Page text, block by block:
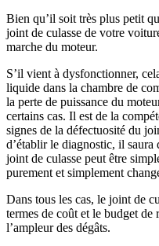
Bien qu’il soit très plus petit
joint de culasse de votre
marche du moteur.
S’il vient à dysfonctionner,
liquide dans la chambre de
la perte de puissance du
certains cas. Il est de la
signes de la défectuosité du
d’établir le diagnostic, il saura
joint de culasse peut être
purement et simplement
Dans tous les cas, le joint de
termes de coût et le budget de
l’ampleur des dégâts.